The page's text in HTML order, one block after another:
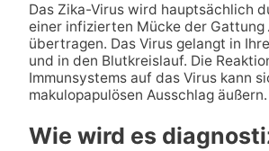
Das Zika-Virus wird hauptsächlich
einer infizierten Mücke der Gattung
übertragen. Das Virus gelangt in
und in den Blutkreislauf. Die
Immunsystems auf das Virus kann
makulopapulösen Ausschlag äußern.
Wie wird es